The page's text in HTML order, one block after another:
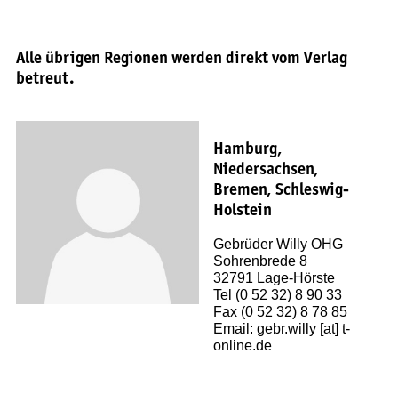
Alle übrigen Regionen werden direkt vom Verlag
betreut.
Hamburg,
Niedersachsen,
Bremen, Schleswig-
Holstein
Gebrüder Willy OHG
Sohrenbrede 8
32791 Lage-Hörste
Tel (0 52 32) 8 90 33
Fax (0 52 32) 8 78 85
Email: gebr.willy [at] t-
online.de